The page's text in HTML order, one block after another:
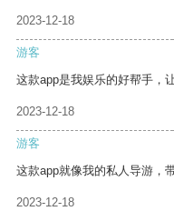
2023-12-18
游客
这款app是我娱乐的好帮手，
2023-12-18
游客
这款app就像我的私人导游，
2023-12-18